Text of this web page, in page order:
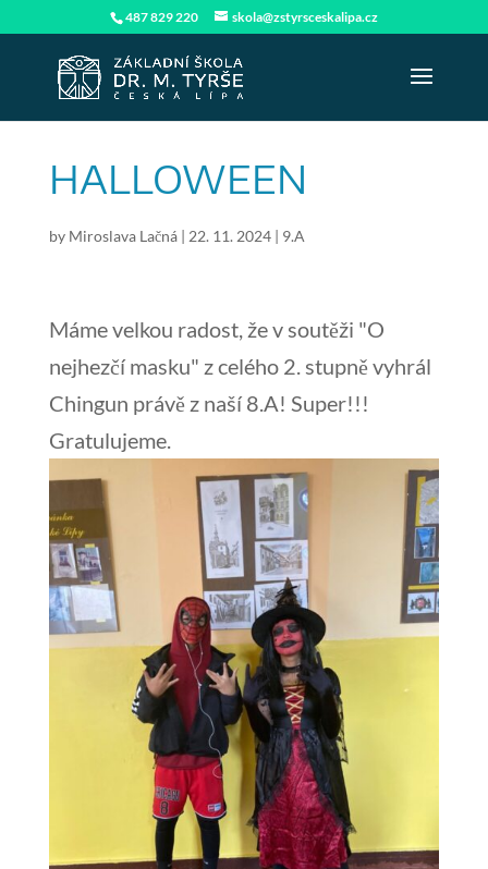
487 829 220 skola@zstyrsceskalipa.cz
HALLOWEEN
by Miroslava Lačná| 22. 11. 2024| 9.A
Máme velkou radost, že v soutěži "O
nejhezčí masku" z celého 2. stupně vyhrál
Chingun právě z naší 8.A! Super!!!
Gratulujeme.